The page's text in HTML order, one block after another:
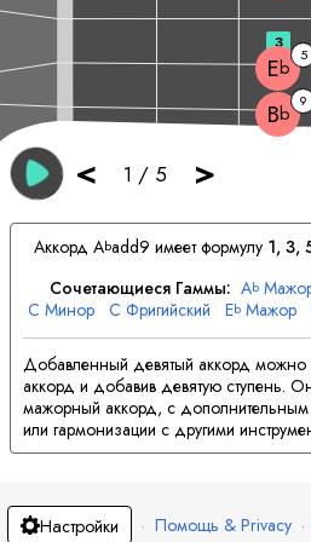
< 1 / 5 >
Bb 9
Eb 5
3
Аккорд Abadd9 имеет формулу 1, 3,
Сочетающиеся Гаммы: Ab
C Минор C Фригийский Eb Мажор
B
Добавленный девятый аккорд можно
аккорд и добавив девятую ступень.
мажорный аккорд, с
или гармонизации с другими
Настройки · Помощь & Privacy ·